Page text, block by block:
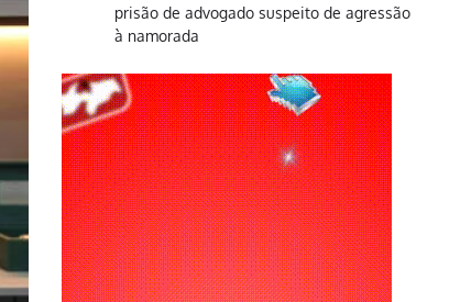
prisão de advogado suspeito de agressão
à namorada